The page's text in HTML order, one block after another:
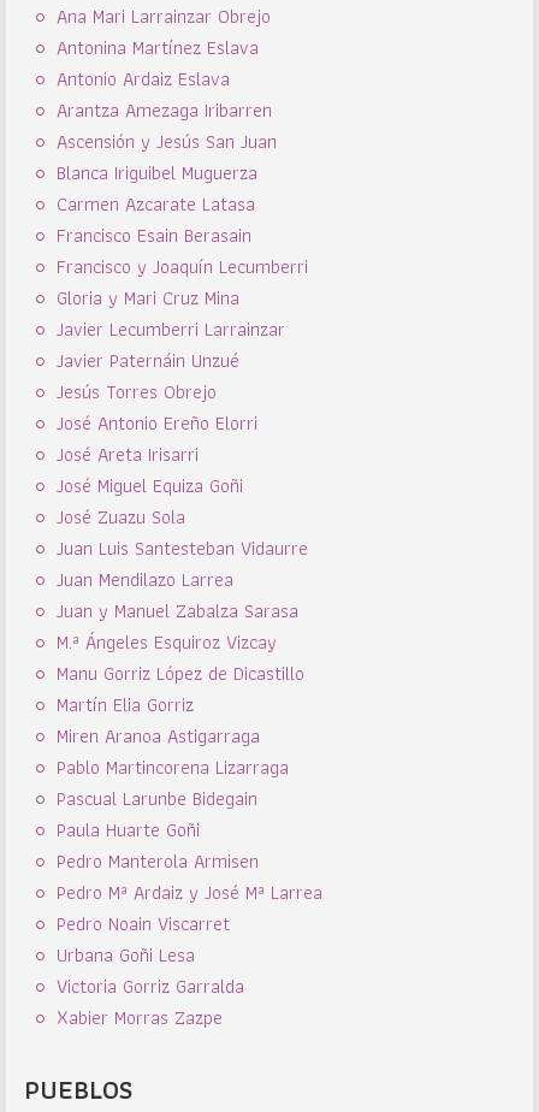
Ana Mari Larrainzar Obrejo
Antonina Martínez Eslava
Antonio Ardaiz Eslava
Arantza Amezaga Iribarren
Ascensión y Jesús San Juan
Blanca Iriguibel Muguerza
Carmen Azcarate Latasa
Francisco Esain Berasain
Francisco y Joaquín Lecumberri
Gloria y Mari Cruz Mina
Javier Lecumberri Larrainzar
Javier Paternáin Unzué
Jesús Torres Obrejo
José Antonio Ereño Elorri
José Areta Irisarri
José Miguel Equiza Goñi
José Zuazu Sola
Juan Luis Santesteban Vidaurre
Juan Mendilazo Larrea
Juan y Manuel Zabalza Sarasa
M.ª Ángeles Esquiroz Vizcay
Manu Gorriz López de Dicastillo
Martín Elia Gorriz
Miren Aranoa Astigarraga
Pablo Martincorena Lizarraga
Pascual Larunbe Bidegain
Paula Huarte Goñi
Pedro Manterola Armisen
Pedro Mª Ardaiz y José Mª Larrea
Pedro Noain Viscarret
Urbana Goñi Lesa
Victoria Gorriz Garralda
Xabier Morras Zazpe
PUEBLOS